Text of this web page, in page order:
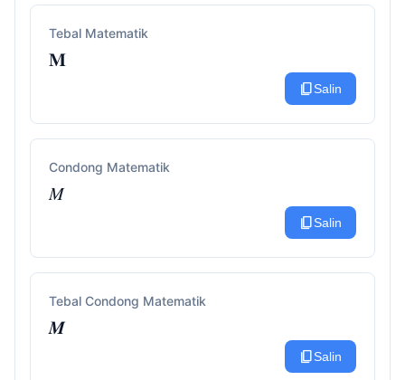
Tebal Matematik
𝐌
content_copySalin
Condong Matematik
𝑀
content_copySalin
Tebal Condong Matematik
𝑴
content_copySalin